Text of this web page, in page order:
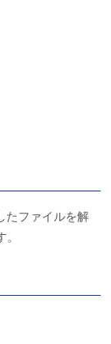
たファイルを解